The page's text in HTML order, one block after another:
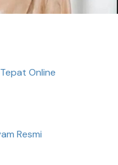
Online
Resmi